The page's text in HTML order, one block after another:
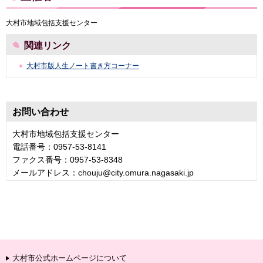
大村市地域包括支援センター
関連リンク
大村市版人生ノート書き方コーナー
お問い合わせ
大村市地域包括支援センター
電話番号：0957-53-8141
ファクス番号：0957-53-8348
メールアドレス：chouju@city.omura.nagasaki.jp
大村市公式ホームページについて